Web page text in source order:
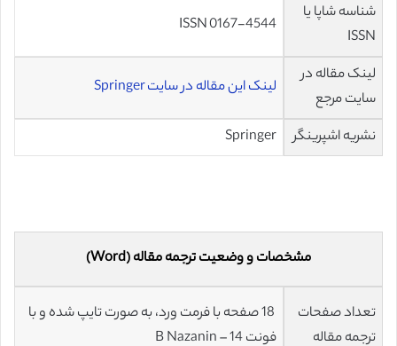
شناسه شاپا یا
ISSN
ISSN 0167-4544
لینک مقاله در
سایت مرجع
لینک این مقاله در سایت Springer
نشریه اشپرینگر Springer
مشخصات و وضعیت ترجمه مقاله (Word)
تعداد صفحات
ترجمه مقاله
18 صفحه با فرمت ورد، به صورت تایپ شده و با
فونت 14 – B Nazanin